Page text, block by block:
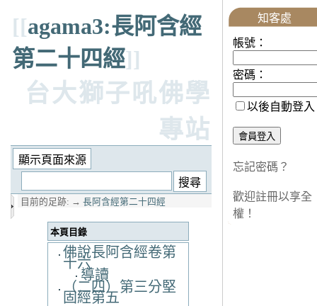
[[agama3:長阿含經
第二十四經]]
台大獅子吼佛學
專站
目前的足跡: → 長阿含經第二十四經
本頁目錄
佛說長阿含經卷第
十六
導讀
（二四）第三分堅
固經第五
知客處
帳號：
密碼：
以後自動登入
忘記密碼？
歡迎註冊以享全
權！